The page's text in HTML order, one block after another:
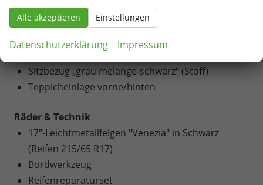
Lendenwirbelstützen vorn pneumatisch
einstellbar
Mittelarmlehne vorn, mit Staufach
Multifunktionslenkrad in Leder, mit Schaltwippen
Sitzbezug „grau melange-schwarz“ (Stoff)
Teppicheinlage vorne/hinten
Räder & Technik
17"-Leichtmetallfelgen "Venezia" in Schwarz
(Reifen 215/65 R17)
Bordwerkzeug
Reifenreparaturset
Alle akzeptieren Einstellungen
Datenschutzerklärung Impressum